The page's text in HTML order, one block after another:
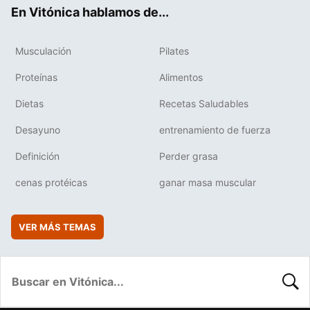
En Vitónica hablamos de...
Musculación Pilates
Proteínas Alimentos
Dietas Recetas Saludables
Desayuno entrenamiento de fuerza
Definición Perder grasa
cenas protéicas ganar masa muscular
VER MÁS TEMAS